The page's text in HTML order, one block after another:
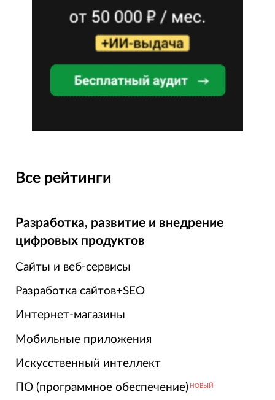
Все рейтинги
Разработка, развитие и внедрение
цифровых продуктов
Сайты и веб-сервисы
Разработка сайтов+SEO
Интернет-магазины
Мобильные приложения
Искусственный интеллект
ПО (программное обеспечение) НОВЫЙ